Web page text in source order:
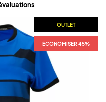
OUTLET
ÉCONOMISER 45%
OUTLET
ÉCONOMISER 45%
OUTLET
ÉCONOMISER 45%